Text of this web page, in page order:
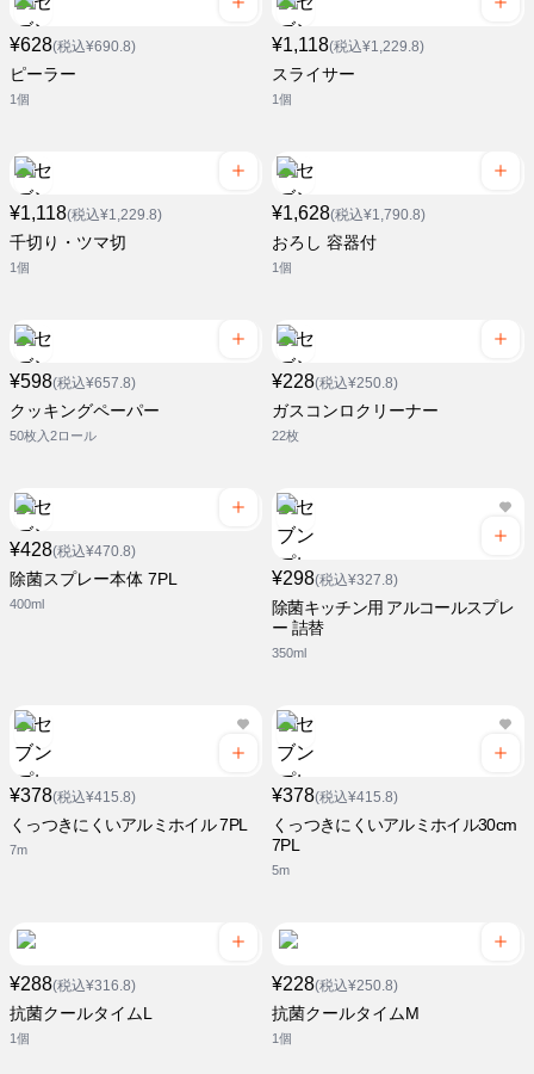
¥628(税込¥690.8)
ピーラー
1個
¥1,118(税込¥1,229.8)
スライサー
1個
¥1,118(税込¥1,229.8)
千切り・ツマ切
1個
¥1,628(税込¥1,790.8)
おろし 容器付
1個
¥598(税込¥657.8)
クッキングペーパー
50枚入2ロール
¥228(税込¥250.8)
ガスコンロクリーナー
22枚
¥428(税込¥470.8)
除菌スプレー本体 7PL
400ml
¥298(税込¥327.8)
除菌キッチン用 アルコールスプレ
ー 詰替
350ml
¥378(税込¥415.8)
くっつきにくいアルミホイル 7PL
7m
¥378(税込¥415.8)
くっつきにくいアルミホイル30cm
7PL
5m
¥288(税込¥316.8)
抗菌クールタイムL
1個
¥228(税込¥250.8)
抗菌クールタイムM
1個